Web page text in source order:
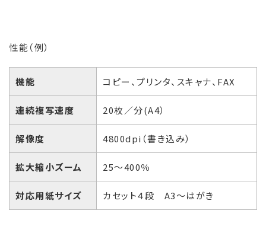
性能（例）
機能 コピー、プリンタ、スキャナ、FAX
連続複写速度 20枚／分(A4）
解像度 4800dpi（書き込み）
拡大縮小ズーム 25～400％
対応用紙サイズ カセット４段 A3～はがき